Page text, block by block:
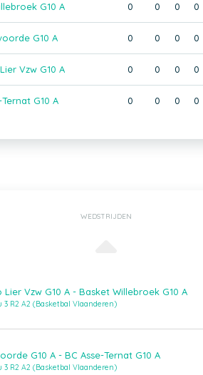
G10 A 0 0 0 0
G10 A 0 0 0 0
Vzw G10 A 0 0 0 0
G10 A 0 0 0 0
WEDSTRIJDEN
Lier Vzw G10 A - Basket Willebroek G10 A
3 R2 A2 (Basketbal Vlaanderen)
G10 A - BC Asse-Ternat G10 A
3 R2 A2 (Basketbal Vlaanderen)